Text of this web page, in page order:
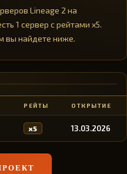
Lineage 2 на
1 сервер с рейтами x5.
вы найдете ниже.
РЕЙТЫ ОТКРЫТИЕ
x5 13.03.2026